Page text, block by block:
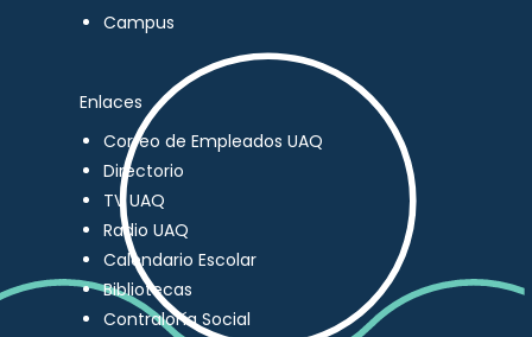
Campus
Enlaces
Correo de Empleados UAQ
Directorio
TV UAQ
Radio UAQ
Calendario Escolar
Bibliotecas
Contraloría Social